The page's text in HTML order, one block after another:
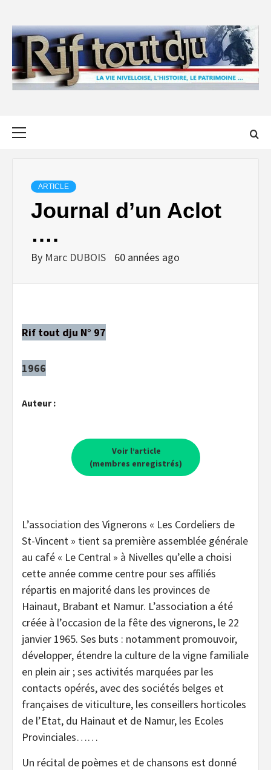
content
ARTICLE
Journal d’un Aclot
….
By Marc DUBOIS 60 années ago
Rif tout dju N° 97
1966
Auteur :
Voir l’article
(membres enregistrés)
L’association des Vignerons « Les Cordeliers de
St-Vincent » tient sa première assemblée générale
au café « Le Central » à Nivelles qu’elle a choisi
cette année comme centre pour ses affiliés
répartis en majorité dans les provinces de
Hainaut, Brabant et Namur. L’association a été
créée à l’occasion de la fête des vignerons, le 22
janvier 1965. Ses buts : notamment promouvoir,
développer, étendre la culture de la vigne familiale
en plein air ; ses activités marquées par les
contacts opérés, avec des sociétés belges et
françaises de viticulture, les conseillers horticoles
de l’Etat, du Hainaut et de Namur, les Ecoles
Provinciales……
Un récital de poèmes et de chansons est donné